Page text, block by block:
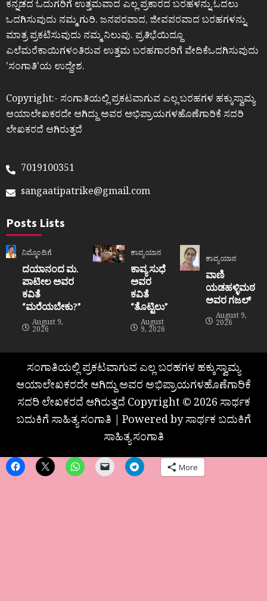
ಕನ್ನಡದ ಓದುಗರಿಗೆ ಉತ್ತಮವಾದ ಎಲ್ಲ ಪ್ರಕಾರದ ಬರಹಳನ್ನು ಓದಲು
ಒದಗಿಸುವುದು ನಮ್ಮ ಗುರಿ. ಜನಪರವಾದ, ಜೀವಪರವಾದ ಬರಹಗಳನ್ನು
ಮಾತ್ರ ಪ್ರಕಟಿಸುವುದು ನಮ್ಮ ನಿಲುವು. ಪ್ರತಿಭೆಯಿದ್ದೂ
ಎಲೆಮರೆಕಾಯಿಗಳಂತಿರುವ ಉತ್ತಮ ಬರಹಗಾರರಿಗೆ ವೇದಿಕೆಒದಗಿಸುವುದು
ʼಸಂಗಾತಿʼಯ ಉದ್ದೇಶ.
Copyright:- ಸಂಗಾತಿಯಲ್ಲಿ ಪ್ರಕಟವಾಗುವ ಎಲ್ಲ ಬರಹಗಳ ಹಕ್ಕುಸ್ವಾಮ್ಯ
ಆಯಾಲೇಖಕರದೇ ಆಗಿದ್ದು ಅವರ ಅಭಿಪ್ರಾಯಗಳಹೊಣೆಗಾರಿಕೆ ಸದರಿ
ಲೇಖಕರದೆ ಆಗಿರುತ್ತದೆ
7019100351
sangaatipatrike@gmail.com
Posts Lists
ನಿಮ್ಮೊಂದಿಗೆ
ದಯಾನಂದ ಮ.
ಪಾಟೀಲ ಅವರ
ಕವಿತೆ
“ಮರೆಯಬೇಕು?”
August 9,
2026
ಕಾವ್ಯಯಾನ
ಕಾವ್ಯ ಸುಧೆ
ಅವರ
ಕವಿತೆ
“ತೊಟ್ಟಿಲು”
August
9, 2026
ಕಾವ್ಯಯಾನ
ವಾಣಿ
ಯಡಹಳ್ಳಿಮಠ
ಅವರ ಗಜಲ್
August 9,
2026
ಸಂಗಾತಿಯಲ್ಲಿ ಪ್ರಕಟವಾಗುವ ಎಲ್ಲ ಬರಹಗಳ ಹಕ್ಕುಸ್ವಾಮ್ಯ
ಆಯಾಲೇಖಕರದೇ ಆಗಿದ್ದು ಅವರ ಅಭಿಪ್ರಾಯಗಳಹೊಣೆಗಾರಿಕೆ
ಸದರಿ ಲೇಖಕರದೆ ಆಗಿರುತ್ತದೆ Copyright © 2026 ಸಾರ್ಥಕ
ಬದುಕಿಗೆ ಸಾಹಿತ್ಯ ಸಂಗಾತಿ | Powered by ಸಾರ್ಥಕ ಬದುಕಿಗೆ
ಸಾಹಿತ್ಯ ಸಂಗಾತಿ
More